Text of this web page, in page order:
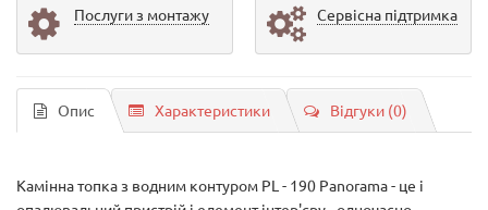
Послуги з монтажу Сервісна підтримка
Опис Характеристики Відгуки (0)
Камінна топка з водним контуром PL - 190 Panorama - це і